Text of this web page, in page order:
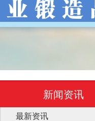
新闻资讯
最新资讯